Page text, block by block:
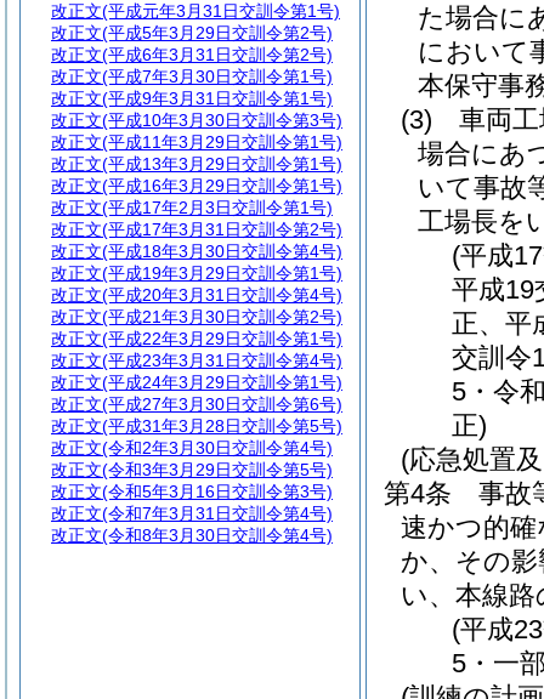
た場合に
において
本保守事
(3)
車両
場合にあ
いて事故
工場長を
(平成
平成19
正、平
交訓令
5・令
正)
(応急処置
第4条
事故
速かつ的
か、その
い、本線
(平成
5・一
改正文(平成元年3月31日交訓令第1号)
改正文(平成5年3月29日交訓令第2号)
改正文(平成6年3月31日交訓令第2号)
改正文(平成7年3月30日交訓令第1号)
改正文(平成9年3月31日交訓令第1号)
改正文(平成10年3月30日交訓令第3号)
改正文(平成11年3月29日交訓令第1号)
改正文(平成13年3月29日交訓令第1号)
改正文(平成16年3月29日交訓令第1号)
改正文(平成17年2月3日交訓令第1号)
改正文(平成17年3月31日交訓令第2号)
改正文(平成18年3月30日交訓令第4号)
改正文(平成19年3月29日交訓令第1号)
改正文(平成20年3月31日交訓令第4号)
改正文(平成21年3月30日交訓令第2号)
改正文(平成22年3月29日交訓令第1号)
改正文(平成23年3月31日交訓令第4号)
改正文(平成24年3月29日交訓令第1号)
改正文(平成27年3月30日交訓令第6号)
改正文(平成31年3月28日交訓令第5号)
改正文(令和2年3月30日交訓令第4号)
改正文(令和3年3月29日交訓令第5号)
改正文(令和5年3月16日交訓令第3号)
改正文(令和7年3月31日交訓令第4号)
改正文(令和8年3月30日交訓令第4号)